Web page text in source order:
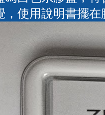
，使用說明書擺